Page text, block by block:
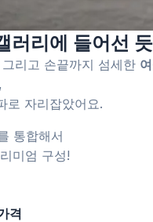
러리에 들어선
리고 손끝까지 섬세한
,
로 자리잡았어요.
통합해서
미엄 구성!
격